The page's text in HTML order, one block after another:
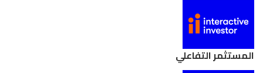
المستثمر التفاعلي